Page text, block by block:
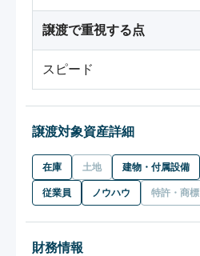
譲渡で重視する点
スピード
譲渡対象資産詳細
在庫 土地 建物・付属設備
従業員 ノウハウ 特許・商標
財務情報